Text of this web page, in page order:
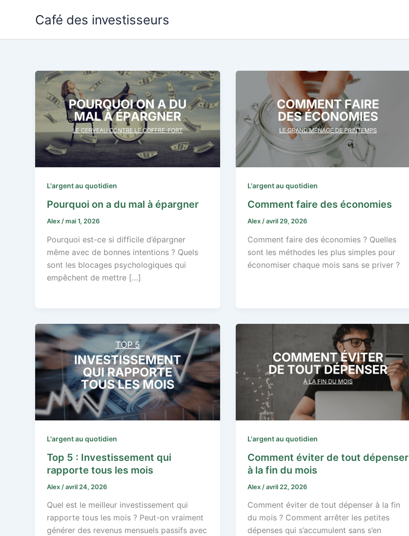
Café des investisseurs
L'argent au quotidien
Pourquoi on a du mal à épargner
Alex /mai 1, 2026
Pourquoi est-ce si difficile d’épargner
même avec de bonnes intentions ? Quels
sont les blocages psychologiques qui
empêchent de mettre […]
L'argent au quotidien
Comment faire des économies
Alex /avril 29, 2026
Comment faire des économies ? Quelles
sont les méthodes les plus simples pour
économiser chaque mois sans se priver ?
L'argent au quotidien
Top 5 : Investissement qui
rapporte tous les mois
Alex /avril 24, 2026
Quel est le meilleur investissement qui
rapporte tous les mois ? Peut-on vraiment
générer des revenus mensuels passifs avec
L'argent au quotidien
Comment éviter de tout dépenser
à la fin du mois
Alex /avril 22, 2026
Comment éviter de tout dépenser à la fin
du mois ? Comment arrêter les petites
dépenses qui s’accumulent sans s’en